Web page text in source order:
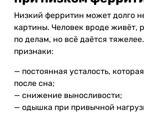
Низкий ферритин может долго
картины. Человек вроде живёт,
по делам, но всё даётся
признаки:
— постоянная усталость,
после сна;
— снижение выносливости;
— одышка при привычной